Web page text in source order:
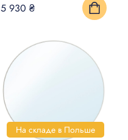
5 930 ₴
На складе в Польше